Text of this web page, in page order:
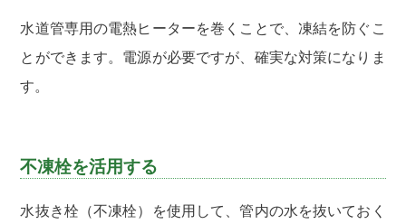
水道管専用の電熱ヒーターを巻くことで、凍結を防ぐこ
とができます。電源が必要ですが、確実な対策になりま
す。
不凍栓を活用する
水抜き栓（不凍栓）を使用して、管内の水を抜いておく